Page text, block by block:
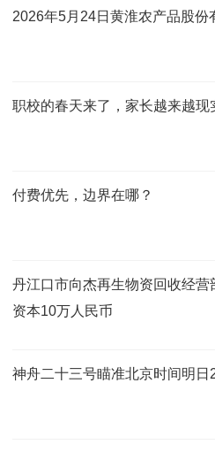
2026年5月24日黄淮农产品股
职校的春天来了，家长越来越现
付费优先，边界在哪？
丹江口市向杰再生物资回收经
资本10万人民币
神舟二十三号瞄准北京时间明日